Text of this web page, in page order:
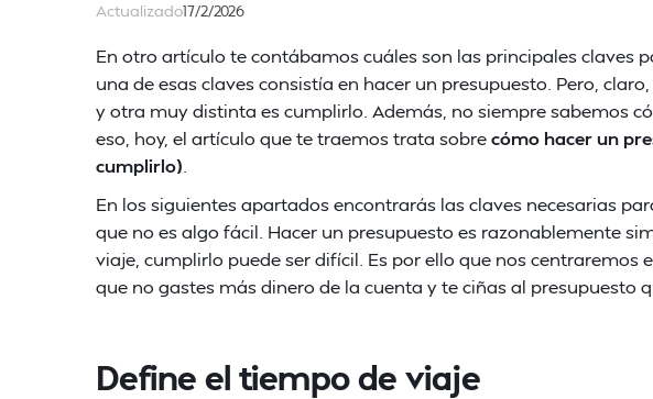
Actualizado17/2/2026
En otro artículo te contábamos cuáles son las principales claves
una de esas claves consistía en hacer un presupuesto. Pero,
y otra muy distinta es cumplirlo. Además, no siempre sabemos
eso, hoy, el artículo que te traemos trata sobrecómo hacer un
cumplirlo)
En los siguientes apartados encontrarás las claves necesarias
que no es algo fácil. Hacer un presupuesto es razonablemente
viaje, cumplirlo puede ser difícil. Es por ello que nos centraremos
que no gastes más dinero de la cuenta y te ciñas al presupuesto
Define el tiempo de viaje